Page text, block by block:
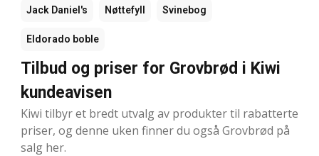
Jack Daniel's Nøttefyll Svinebog
Eldorado boble
Tilbud og priser for Grovbrød i Kiwi
kundeavisen
Kiwi tilbyr et bredt utvalg av produkter til rabatterte
priser, og denne uken finner du også Grovbrød på
salg her.